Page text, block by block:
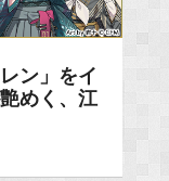
ン」をイ
めく、江